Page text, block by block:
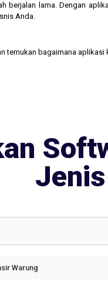
berjalan lama. Dengan
Anda.
temukan bagaimana
Warung